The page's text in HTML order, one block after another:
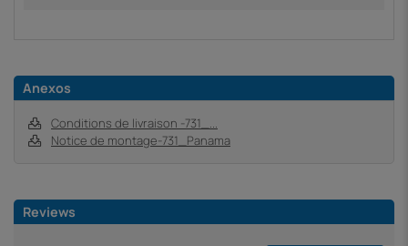
Anexos
Conditions de livraison -731_...
Notice de montage-731_Panama
Reviews